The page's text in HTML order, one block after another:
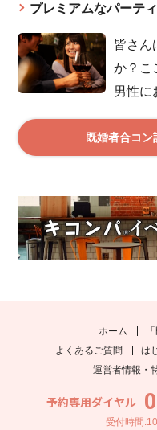
プレミアムなパーテ
皆さん
か？こ
男性に
既婚者合コン
ホーム
よくあるご質問
は
運営者情報・
予約専用ダイヤル
受付時間